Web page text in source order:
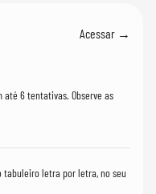
Acessar →
até 6 tentativas. Observe as
letra por letra, no seu